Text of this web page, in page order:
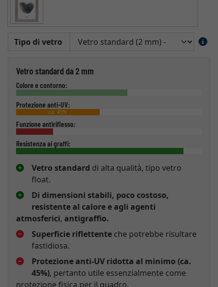
Tipo di vetro
Vetro standard da 2 mm
Colore e contorno:
Protezione anti-UV:
ca. 45%
Funzione antiriflesso:
Resistenza ai graffi:
Vetro standard di alta qualità, tipo vetro
float.
Di dimensioni stabili, poco costoso,
resistente al calore e agli agenti
atmosferici, antigraffio.
Superficie riflettente che potrebbe risultare
fastidiosa.
Protezione anti-UV ridotta al minimo (ca.
45%), pertanto utile essenzialmente come
protezione fisica per il quadro.